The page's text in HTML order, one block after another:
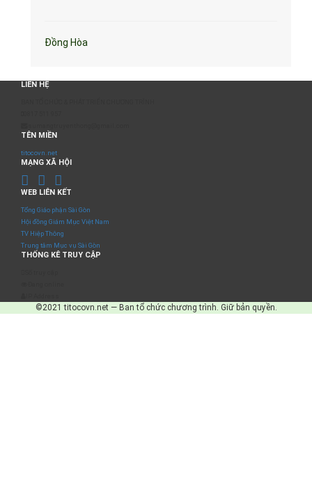
Đồng Hòa
LIÊN HỆ
TÊN MIỀN
titocovn.net
MẠNG XÃ HỘI
WEB LIÊN KẾT
Tổng Giáo phận Sài Gòn
Hội đồng Giám Mục Việt Nam
TV Hiệp Thông
Trung tâm Mục vụ Sài Gòn
THỐNG KÊ TRUY CẬP
©2021 titocovn.net — Ban tổ chức chương trình. Giữ bản quyền.